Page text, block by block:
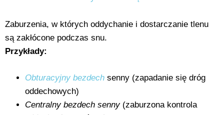
Zaburzenia, w których oddychanie i dostarczanie tlenu
są zakłócone podczas snu.
Przykłady:
Obturacyjny bezdech senny (zapadanie się dróg
oddechowych)
Centralny bezdech senny(zaburzona kontrola